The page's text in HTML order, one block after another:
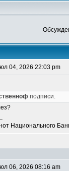
04, 2026 22:03 pm
подписи.
Национального
06, 2026 08:16 am